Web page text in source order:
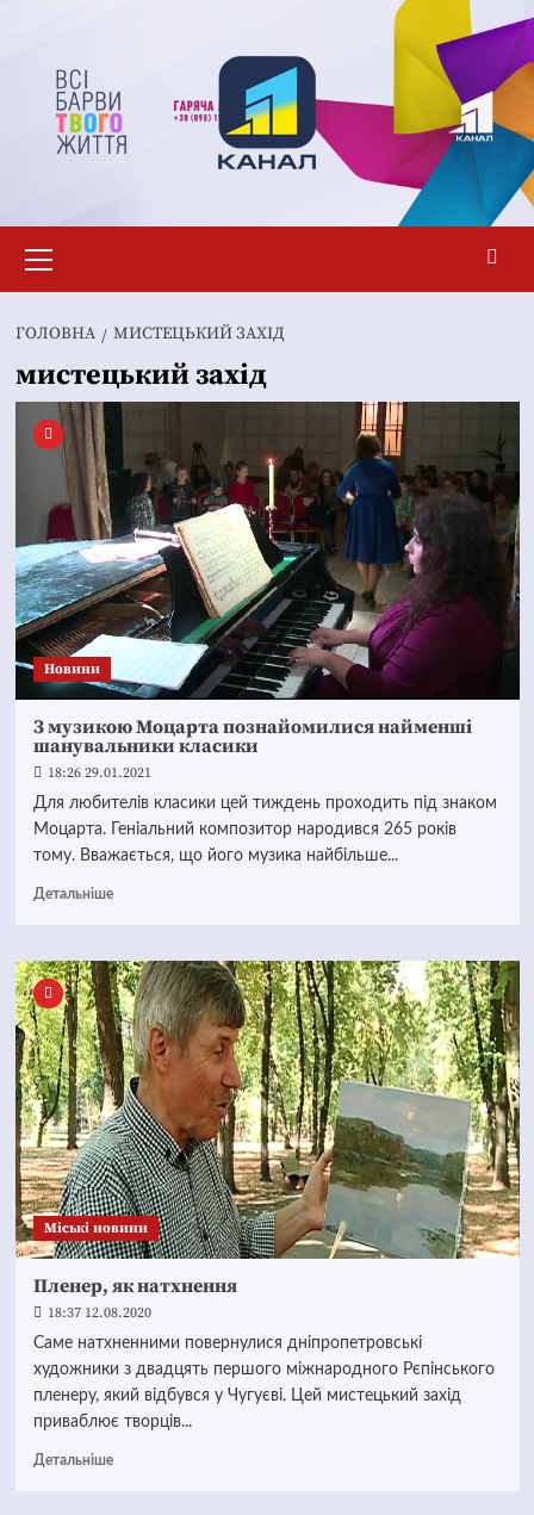
вмісту
меню
ГОЛОВНА МИСТЕЦЬКИЙ ЗАХІД
мистецький захід
Новини
З музикою Моцарта познайомилися найменші
шанувальники класики
18:26 29.01.2021
Для любителів класики цей тиждень проходить під знаком
Моцарта. Геніальний композитор народився 265 років
тому. Вважається, що його музика найбільше...
Детальніше
Mіські новини
Пленер, як натхнення
18:37 12.08.2020
Саме натхненними повернулися дніпропетровські
художники з двадцять першого міжнародного Рєпінського
пленеру, який відбувся у Чугуєві. Цей мистецький захід
приваблює творців...
Детальніше